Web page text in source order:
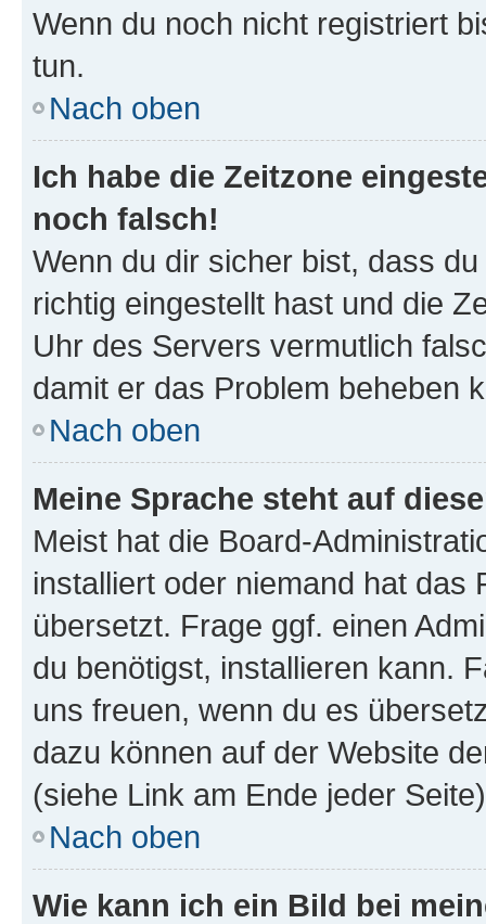
Wenn du noch nicht registriert
tun.
Nach oben
Ich habe die Zeitzone
noch falsch!
Wenn du dir sicher bist, dass
richtig eingestellt hast und die
Uhr des Servers vermutlich
damit er das Problem beheben
Nach oben
Meine Sprache steht auf
Meist hat die Board-
installiert oder niemand hat das
übersetzt. Frage ggf. einen
du benötigst, installieren kann.
uns freuen, wenn du es
dazu können auf der Website
(siehe Link am Ende jeder
Nach oben
Wie kann ich ein Bild bei